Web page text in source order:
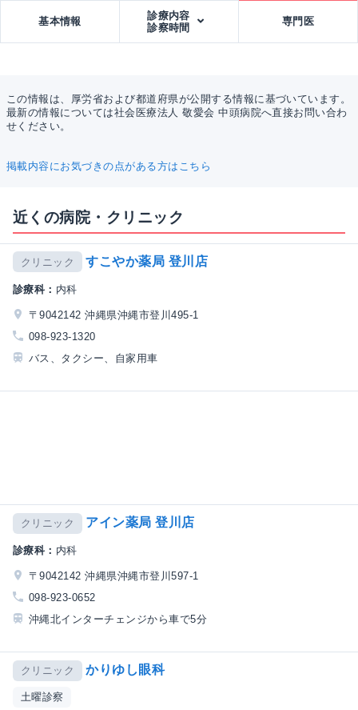
基本情報
診療内容
診察時間
専門医
この情報は、厚労省および都道府県が公開する情報に基づいています。
最新の情報については社会医療法人 敬愛会 中頭病院へ直接お問い合わ
せください。
掲載内容にお気づきの点がある方はこちら
近くの病院・クリニック
クリニック すこやか薬局 登川店
診療科： 内科
〒9042142 沖縄県沖縄市登川495-1
098-923-1320
バス、タクシー、自家用車
クリニック アイン薬局 登川店
診療科： 内科
〒9042142 沖縄県沖縄市登川597-1
098-923-0652
沖縄北インターチェンジから車で5分
クリニック かりゆし眼科
土曜診察